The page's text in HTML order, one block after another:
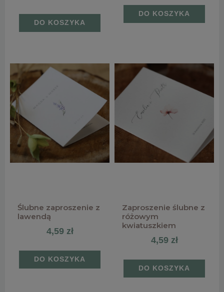
DO KOSZYKA
DO KOSZYKA
Ślubne zaproszenie z
lawendą
4,59 zł
DO KOSZYKA
Zaproszenie ślubne z
różowym
kwiatuszkiem
4,59 zł
DO KOSZYKA